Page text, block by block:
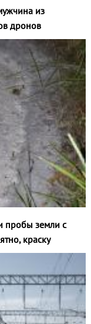
из
дронов
пробы земли с
краску